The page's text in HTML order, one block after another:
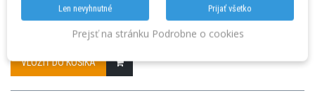
Množstvo
VLOŽIŤ DO KOŠÍKA
Len nevyhnutné Prijať všetko
Prejsť na stránku Podrobne o cookies